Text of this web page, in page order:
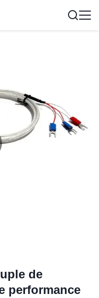
de
performance